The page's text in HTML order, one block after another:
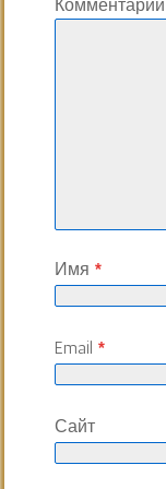
Имя*
Email*
Сайт